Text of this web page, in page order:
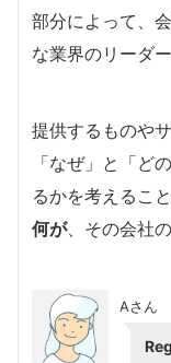
部分によって、
な業界のリーダ
提供するものや
「なぜ」と「ど
るかを考えるこ
何が、その会社
Aさん